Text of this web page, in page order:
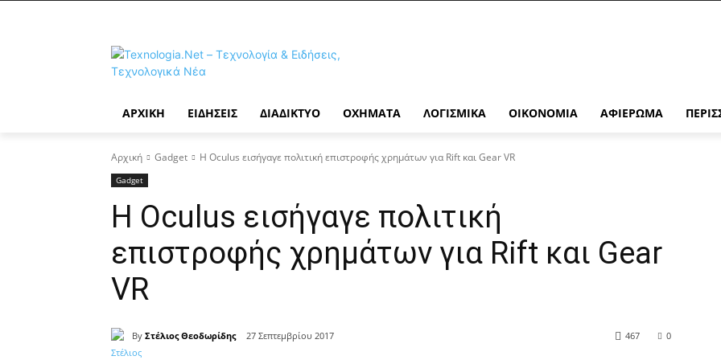
ΑΡΧΙΚΉ ΕΙΔΉΣΕΙΣ ΔΙΑΔΊΚΤΥΟ ΟΧΉΜΑΤΑ ΛΟΓΙΣΜΙΚΆ ΟΙΚΟΝΟΜΊΑ ΑΦΙΈΡΩΜΑ
Αρχική Gadget Η Oculus εισήγαγε πολιτική επιστροφής χρημάτων για Rift και Gear VR
Gadget
Η Oculus εισήγαγε πολιτική
επιστροφής χρημάτων για Rift και Gear
VR
By Στέλιος Θεοδωρίδης 27 Σεπτεμβρίου 2017 0
467